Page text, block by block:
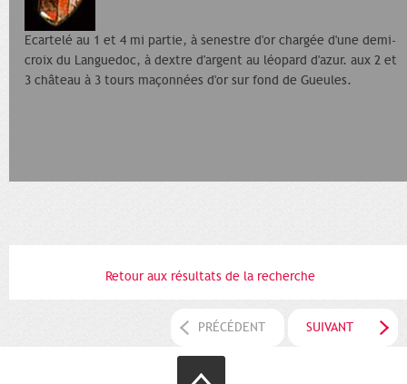
Ecartelé au 1 et 4 mi partie, à senestre d'or chargée d'une demi-
croix du Languedoc, à dextre d'argent au léopard d'azur. aux 2 et
3 château à 3 tours maçonnées d'or sur fond de Gueules.
Retour aux résultats de la recherche
PRÉCÉDENT SUIVANT